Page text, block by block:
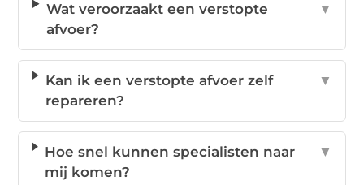
Wat veroorzaakt een verstopte
afvoer?
▼
Kan ik een verstopte afvoer zelf
repareren?
▼
Hoe snel kunnen specialisten naar
mij komen?
▼